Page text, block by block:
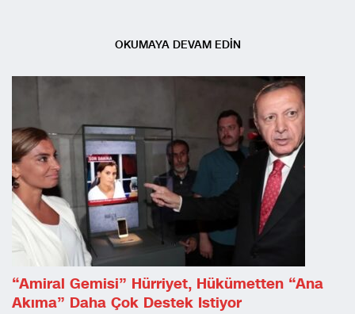
OKUMAYA DEVAM EDİN
“Amiral Gemisi” Hürriyet, Hükümetten “ana
Akıma” Daha Çok Destek Istiyor